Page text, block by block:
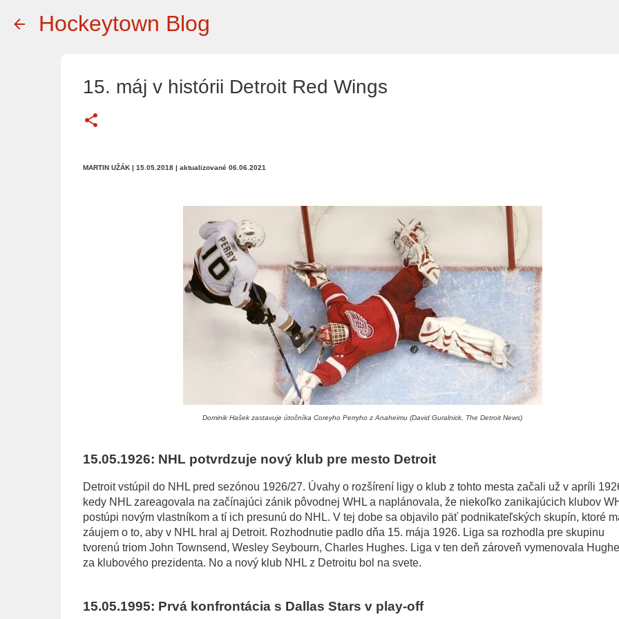
Hockeytown Blog
15. máj v histórii Detroit Red Wings
MARTIN UŽÁK | 15.05.2018| aktualizované 06.06.2021
Dominik Hašek zastavuje útočníka Coreyho Perryho z Anaheimu (David Guralnick, The Detroit News)
15.05.1926: NHL potvrdzuje nový klub pre mesto Detroit
Detroit vstúpil do NHL pred sezónou 1926/27. Úvahy o rozšírení ligy o klub z tohto mesta začali už v apríli
kedy NHL zareagovala na začínajúci zánik pôvodnej WHL a naplánovala, že niekoľko zanikajúcich klubov
postúpi novým vlastníkom a tí ich presunú do NHL. V tej dobe sa objavilo päť podnikateľských skupín, ktoré
záujem o to, aby v NHL hral aj Detroit. Rozhodnutie padlo dňa 15. mája 1926. Liga sa rozhodla pre skupinu
tvorenú triom John Townsend, Wesley Seybourn, Charles Hughes. Liga v ten deň zároveň vymenovala
za klubového prezidenta. No a nový klub NHL z Detroitu bol na svete.
15.05.1995: Prvá konfrontácia s Dallas Stars v play-off